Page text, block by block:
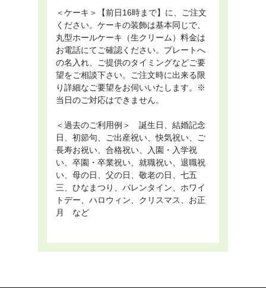
＜ケーキ＞【前日16時まで】に、ご注文
ください。ケーキの装飾は基本同じで、
丸型ホールケーキ（生クリーム）料金は
お電話にてご確認ください。プレートへ
の名入れ、ご提供のタイミングなどご要
望をご相談下さい。ご注文時に出来る限
り詳細なご要望をお伺いいたします。※
当日のご対応はできません。
＜過去のご利用例＞ 誕生日、結婚記念
日、初節句、ご出産祝い、快気祝い、ご
長寿お祝い、合格祝い、入園・入学祝
い、卒園・卒業祝い、就職祝い、退職祝
い、母の日、父の日、敬老の日、七五
三、ひなまつり、バレンタイン、ホワイ
トデー、ハロウィン、クリスマス、お正
月 など